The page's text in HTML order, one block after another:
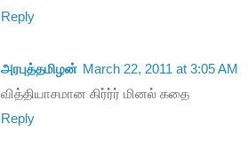
Reply
அரபுத்தமிழன் March 22, 2011 at 3:05 AM
வித்தியாசமான கிர்ர்ர் மினல் கதை
Reply